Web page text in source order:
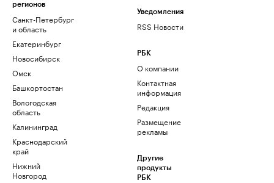
регионов
Санкт-Петербург
и область
Екатеринбург
Новосибирск
Омск
Башкортостан
Вологодская
область
Калининград
Краснодарский
край
Нижний
Новгород
Уведомления
RSS Новости
РБК
О компании
Контактная
информация
Редакция
Размещение
рекламы
Другие
продукты
РБК